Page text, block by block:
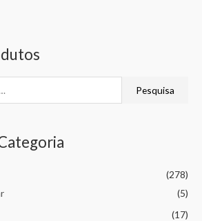
Pesquisa
(278)
(5)
(17)